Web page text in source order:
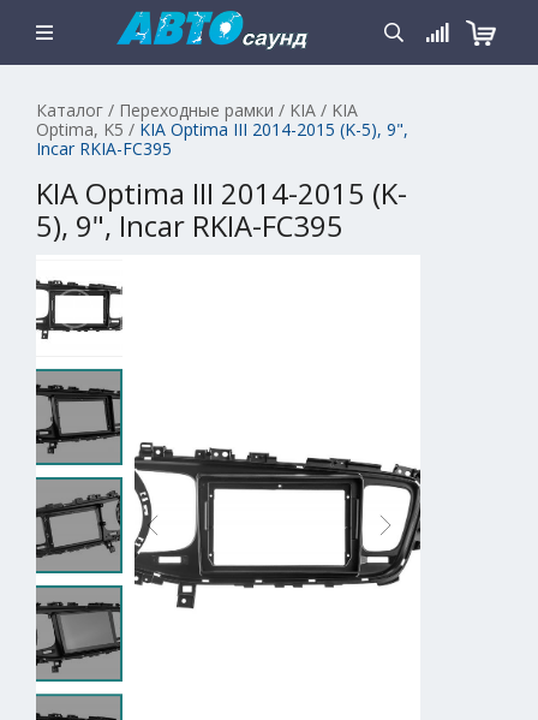
Каталог / Переходные рамки / KIA / KIA
Optima, K5 / KIA Optima III 2014-2015 (K-5), 9",
Incar RKIA-FC395
KIA Optima III 2014-2015 (K-
5), 9", Incar RKIA-FC395